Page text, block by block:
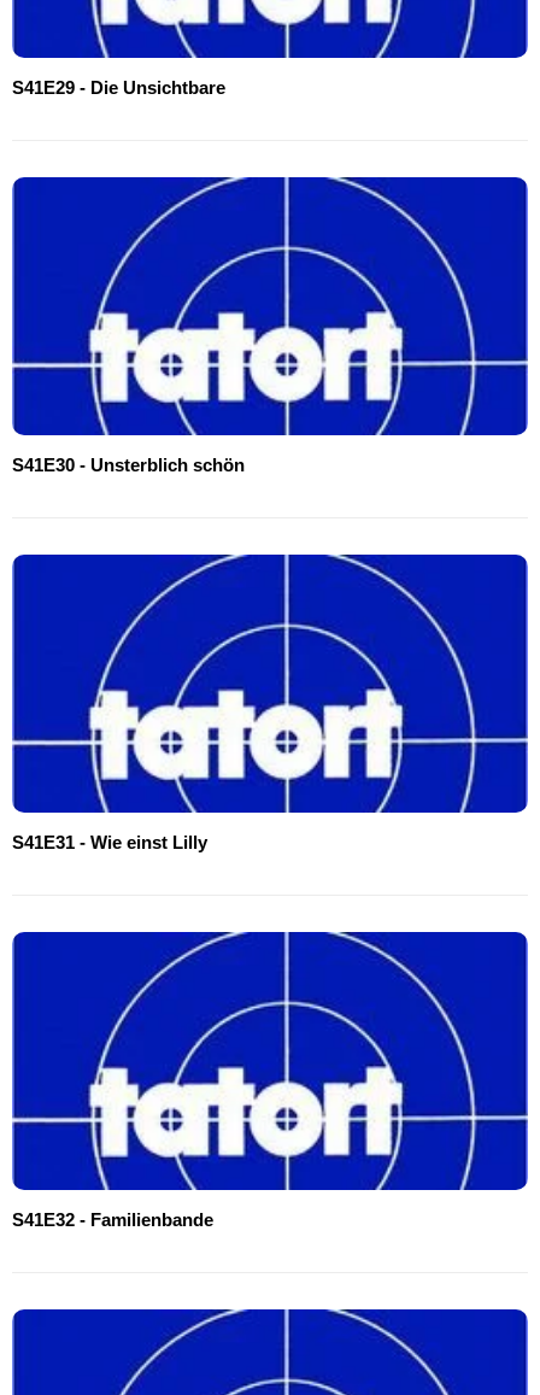
S41E29 - Die Unsichtbare
S41E30 - Unsterblich schön
S41E31 - Wie einst Lilly
S41E32 - Familienbande